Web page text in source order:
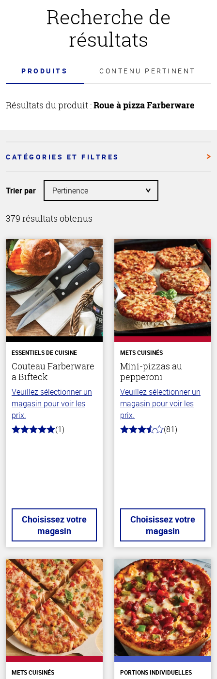
Recherche de
résultats
PRODUITS CONTENU PERTINENT
Résultats du produit :Roue à pizza Farberware
CATÉGORIES ET FILTRES
379 résultats obtenus
Trier par
ESSENTIELS DE CUISINE
Couteau Farberware
a Bifteck
Veuillez sélectionner un
magasin pour voir les
prix.
5.0
(1)
Choisissez votre
magasin
METS CUISINÉS
Mini-pizzas au
pepperoni
Veuillez sélectionner un
magasin pour voir les
prix.
3.9
(81)
Choisissez votre
magasin
METS CUISINÉS PORTIONS INDIVIDUELLES